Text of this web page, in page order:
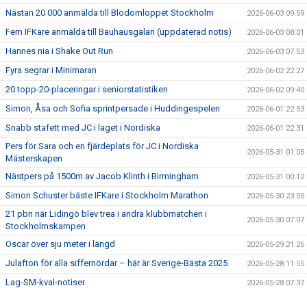
Nästan 20 000 anmälda till Blodomloppet Stockholm 2026-06-03 09:59
Fem IFKare anmälda till Bauhausgalan (uppdaterad notis) 2026-06-03 08:01
Hannes nia i Shake Out Run 2026-06-03 07:53
Fyra segrar i Minimaran 2026-06-02 22:27
20 topp-20-placeringar i seniorstatistiken 2026-06-02 09:40
Simon, Åsa och Sofia sprintpersade i Huddingespelen 2026-06-01 22:53
Snabb stafett med JC i laget i Nordiska 2026-06-01 22:31
Pers för Sara och en fjärdeplats för JC i Nordiska
Mästerskapen
2026-05-31 01:05
Nästpers på 1500m av Jacob Klinth i Birmingham 2026-05-31 00:12
Simon Schuster bäste IFKare i Stockholm Marathon 2026-05-30 23:05
21 pbn när Lidingö blev trea i andra klubbmatchen i
Stockholmskampen
2026-05-30 07:07
Oscar över sju meter i längd 2026-05-29 21:26
Julafton för alla siffernördar – här är Sverige-Bästa 2025 2026-05-28 11:55
Lag-SM-kval-notiser 2026-05-28 07:37